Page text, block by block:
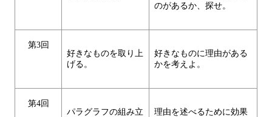
のがあるか、探せ。
第3回
好きなものを取り上
げる。
好きなものに理由がある
かを考えよ。
第4回
パラグラフの組み立
理由を述べるために効果